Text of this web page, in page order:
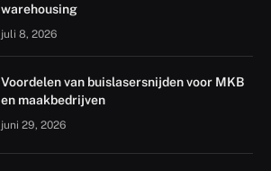
warehousing
juli 8, 2026
Voordelen van buislasersnijden voor MKB
en maakbedrijven
juni 29, 2026